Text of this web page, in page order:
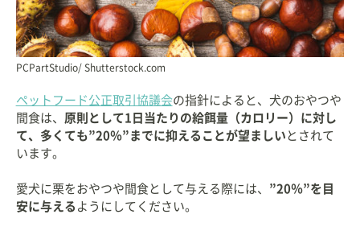
PCPartStudio/ Shutterstock.com
ペットフード公正取引協議会の指針によると、犬のおやつや
間食は、 原則として1日当たりの給餌量（カロリー）に対し
て、多くても”20％”までに抑えることが望ましい とされて
います。
愛犬に栗をおやつや間食として与える際には、 ”20％”を目
安に与える ようにしてください。